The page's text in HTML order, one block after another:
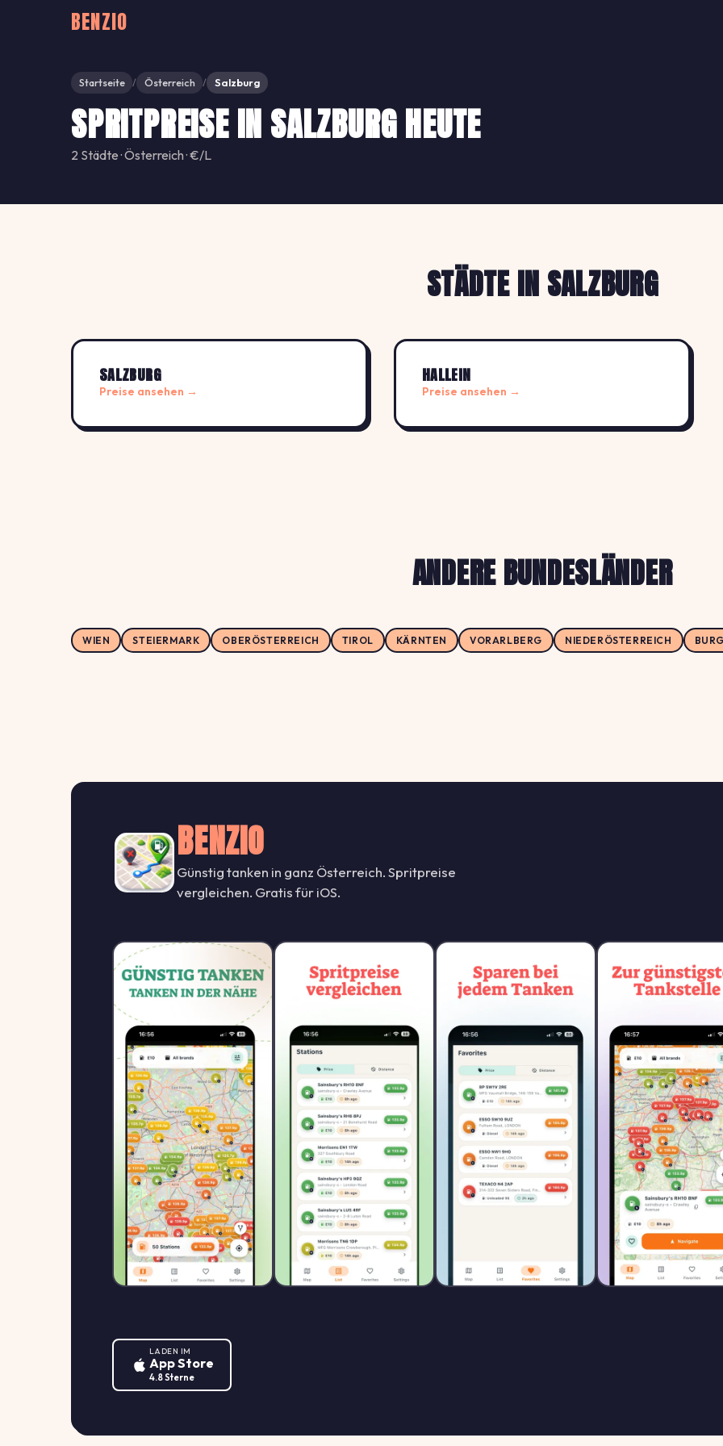
BENZIO
Startseite / Österreich / Salzburg
SPRITPREISE IN SALZBURG HEUTE
2 Städte · Österreich · €/L
STÄDTE IN SALZBURG
SALZBURG
Preise ansehen →
HALLEIN
Preise ansehen →
ANDERE BUNDESLÄNDER
WIEN STEIERMARK OBERÖSTERREICH TIROL KÄRNTEN VORARLBERG NIEDERÖSTERREICH
BENZIO
Günstig tanken in ganz Österreich. Spritpreise
vergleichen. Gratis für iOS.
LADEN IM
App Store
4.8 Sterne